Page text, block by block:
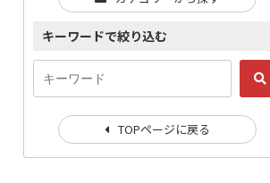
キーワードで絞り込む
TOPページに戻る